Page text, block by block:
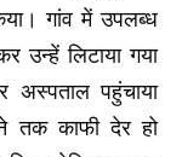
गांव में उपलब्ध
उन्हें लिटाया गया
अस्पताल पहुंचाया
तक काफी देर हो